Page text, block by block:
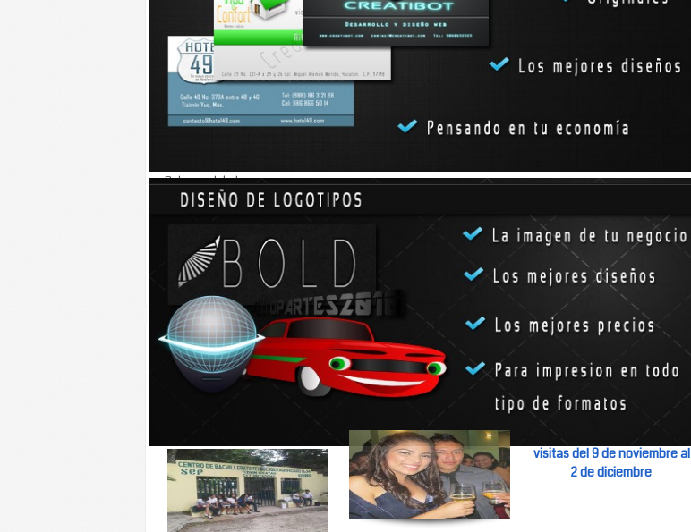
En Temax, el gobernador Rolando Zapata Bello entregó 504 computadoras del programa Bienestar Digital.
Para seis municipios
Serán 119 para estudiantes del Cobay de Dzidzantún, 101 para el CBTA de la misma localidad, 58 para Dzilam
González, 59 para Temax, 93 para Buctzotz, 42 para Sucilá y 32 para Río Lagartos.
Balance global
Enlace:http://yucatan.com.mx/yucatan/solicitan-equipo-de-riego
Talvez le interese...
Logran una meta profesional
Sin nada nuevo, Xmatkuil
2012 espera 2 millones de
visitas del 9 de noviembre al
2 de diciembre